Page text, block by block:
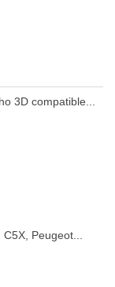
3D compatible...
Peugeot...